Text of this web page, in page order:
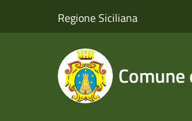
Regione Siciliana